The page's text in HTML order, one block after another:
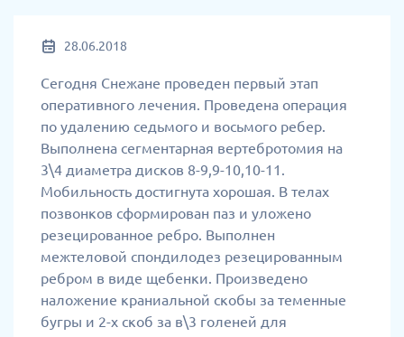
28.06.2018
Сегодня Снежане проведен первый этап
оперативного лечения. Проведена операция
по удалению седьмого и восьмого ребер.
Выполнена сегментарная вертебротомия на
3\4 диаметра дисков 8-9,9-10,10-11.
Мобильность достигнута хорошая. В телах
позвонков сформирован паз и уложено
резецированное ребро. Выполнен
межтеловой спондилодез резецированным
ребром в виде щебенки. Произведено
наложение краниальной скобы за теменные
бугры и 2-х скоб за в\3 голеней для